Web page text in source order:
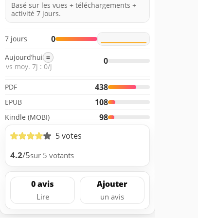
Basé sur les vues + téléchargements +
activité 7 jours.
7 jours 0
Aujourd’hui =
vs moy. 7j : 0/j
0
PDF 438
EPUB 108
Kindle (MOBI)
98
5 votes
4.2/5sur 5 votants
0 avis
Lire
Ajouter
un avis